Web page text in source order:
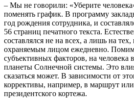
– Мы не говорили: «Уберите
поменять график. В программу
год рождения сотрудника, и
56 страниц печатного текста.
составлялся не на всех, а лишь на тех,
охраняемым лицом ежедневно.
субъективных факторов, на человека
планеты Солнечной системы. Это
сказаться может. В зависимости от
коррективы, например, в маршрут
президентского кортежа.